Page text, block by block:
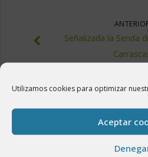
Utilizamos cookies para optimizar
Aceptar
Señalizada la Senda